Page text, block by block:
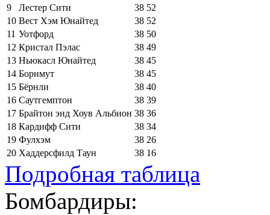
9
Лестер Сити 38 52
10 Вест Хэм Юнайтед 38 52
11 Уотфорд 38 50
12 Кристал Пэлас 38 49
13 Ньюкасл Юнайтед 38 45
14 Борнмут 38 45
15 Бёрнли 38 40
16 Саутгемптон 38 39
17 Брайтон энд Хоув Альбион 38 36
18 Кардифф Сити 38 34
19 Фулхэм 38 26
20 Хаддерсфилд Таун 38 16
Подробная таблица
Бомбардиры: